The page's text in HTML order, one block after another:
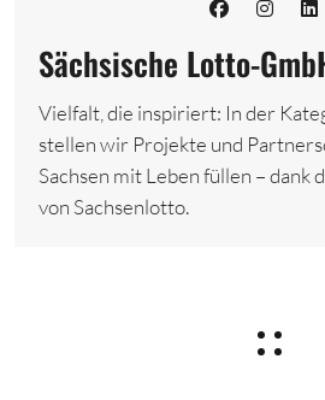
Sächsische Lotto-
Vielfalt, die inspiriert: In der
stellen wir Projekte und
Sachsen mit Leben füllen – dank
von Sachsenlotto.